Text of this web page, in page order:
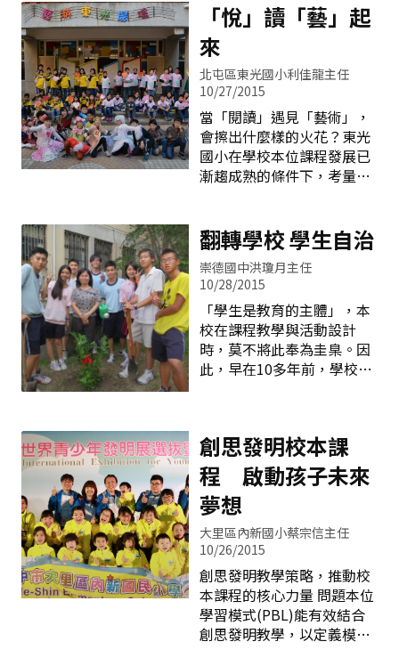
子啊！ 安定的孩子們起得
早，七點半不到就全部到
校，學校在七點半即開始播
放悠揚的晨讀音樂，當作一
天的開始。樂音響起，師生
們紛紛拿起喜歡的書，有人
默讀、有人輕聲念讀、有人
忍不住想跟同學分享
&hellip;校長和主任們也坐
在教室跟著孩子一起，咀嚼
小每天開始的畫面―「全校
一起晨讀」。 下課時間，大
家在走廊上，分享的是「那
本OOO，你看了沒？」「我
下次要找OO人報書挑戰」
「你最近都在看些什麼書
啊？」「哇！明天圖書巡迴
車要來喔！我要借那本
OOO」&hellip;是的，悅讀
挑戰」是安定教師們設計的
「悅」讀「藝」起
來
北屯區東光國小利佳龍主任
10/27/2015
當「閱讀」遇見「藝術」，
會擦出什麼樣的火花？東光
國小在學校本位課程發展已
漸趨成熟的條件下，考量學
是，融合藝術教育，發展學
校亮點－當閱讀遇見藝術～
「悅」讀「藝」起來。運用
多元化藝術表現結合閱讀課
程，閱讀將不再侷限於書
籍，可以閱讀大自然、閱讀
美術、閱讀表演、閱讀音樂
&hellip;&hellip;等等讓學生
發學生的創意與靈活思維，
並提升學生學習效能。 閱讀
教育與藝術教育原為本校各
自卓越發展的二個特色課
程，然而，教師在班級實施
閱讀教育時，為了提高學生
學習成效，常常引導學生製
作閱讀小書、創作繪本、動
態表演及戲劇演出。在「搶
救國語文大作戰」語文專業
社群、「東光有藝思」視覺
翻轉學校 學生自治
崇德國中洪瓊月主任
10/28/2015
「學生是教育的主體」，本
校在課程教學與活動設計
時，莫不將此奉為圭臬。因
此，早在10多年前，學校的
業歌、擔任主持人、負責表
演節目，希望學生發展多元
能力，除了培養「崇德、前
瞻、和諧」向上向善的學習
態度外，更能體察社會脈
動，終身學習。 「學生自治
會」就是以學生為本，由學
生自主管理的組織。崇德學
生自治會由各班推選代表，
進行公開政見發表會及競選
活動；再由全校學生投票，
創思發明校本課
程 啟動孩子未來
夢想
大里區內新國小蔡宗信主任
10/26/2015
創思發明教學策略，推動校
本課程的核心力量 問題本位
學習模式(PBL)能有效結合
創思發明教學，以定義模糊